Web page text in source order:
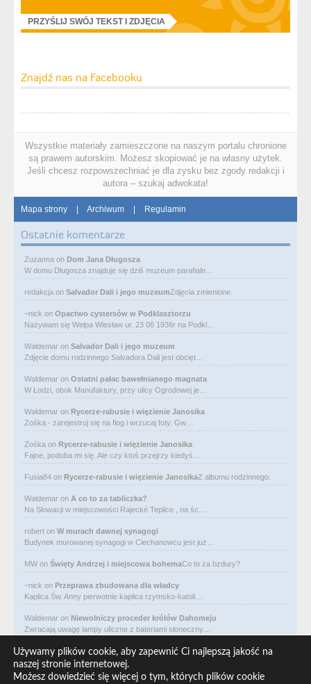
PRZYŚLIJ SWÓJ TEKST I ZDJĘCIA
Znajdź nas na Facebooku
Wszystkie materiały zamieszczone na naszym portalu chronione
są prawem autorskim. Możesz skopiować je na własny użytek.
Jeśli chcesz rozpowszechniać je dla zysku bez zgody redakcji i
autora – szukaj adwokata!
Mapa strony | Archiwum | Regulamin
Ostatnie komentarze
Zuzanna on Dom Jana Długosza
W domu Długosza znajduje się dziś muzeum parafialn…
redakcja on Salvador Dali i jego muzeumZdjęcia zmienione.
~nick on Opactwo cystersów w Podklasztorzu
Nazywam się Wełpa Wiesław ur. 23 06 1936r na Podkl…
Waldemar on Salvador Dali i jego muzeum
Zdjęcie domu rodzinnego Salvadora Dali jest obcięt…
Waldemar on Ostatni pałac bawełnianego magnata
W Łodzi, obok Manufaktury, przy ulicy Ogrodowej je…
Waldemar on Rycerze-rabusie i więzienie Janosika
Zośka - zarejestruj się na flog i wrzucaj foty. Gw…
Zośka on Rycerze-rabusie i więzienie Janosika
Fajne, podoba mi się. Ale czy ktoś przejrzy kiedyś…
Fusia84 on Rycerze-rabusie i więzienie JanosikaZ albumu rodzinnego.
Waldemar on A co to za tabliczka?
Na Słowacji w miejscowości Rajecké Teplice , na śc…
robert on W murach dawnej synagogi
Budynek murowanej synagogi w Ciechanowcu jest już…
MW on Święty Andrzej i miejscowa bohemaCo to za bzdury?
~nick on Przeprawa zbudowana dla władcy
Kaplica Św. Anny pierwotnie kaplica rzymsko-katoli…
Waldemar on Niewolniczy proceder królów Dahomeju
Zwracają uwagę lampy uliczne z bateriami słoneczny…
Waldemar on Adam Asnyk. Poeta z mojego miasta
CIEKAWOSTKA że pod banderą Malty pływa statek m/v…
Używamy plików cookie, aby zapewnić Ci najlepszą jakość na
naszej stronie internetowej.
Możesz dowiedzieć się więcej o tym, których plików cookie